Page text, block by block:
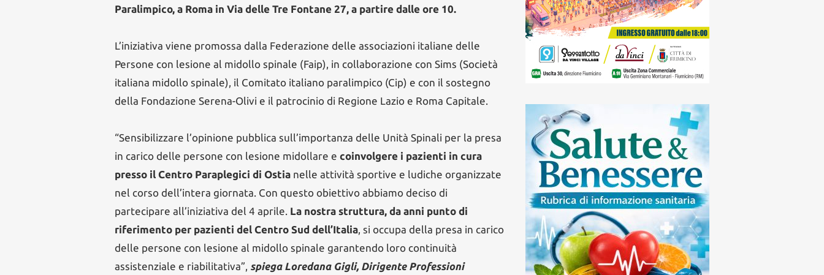
Paralimpico, a Roma in Via delle Tre Fontane 27, a partire dalle ore 10.
L’iniziativa viene promossa dalla Federazione delle associazioni italiane delle
Persone con lesione al midollo spinale (Faip), in collaborazione con Sims (Società
italiana midollo spinale), il Comitato italiano paralimpico (Cip) e con il sostegno
della Fondazione Serena-Olivi e il patrocinio di Regione Lazio e Roma Capitale.
“Sensibilizzare l’opinione pubblica sull’importanza delle Unità Spinali per la presa
in carico delle persone con lesione midollare e coinvolgere i pazienti in cura
presso il Centro Paraplegici di Ostia nelle attività sportive e ludiche organizzate
nel corso dell’intera giornata. Con questo obiettivo abbiamo deciso di
partecipare all’iniziativa del 4 aprile. La nostra struttura, da anni punto di
riferimento per pazienti del Centro Sud dell’Italia, si occupa della presa in carico
delle persone con lesione al midollo spinale garantendo loro continuità
assistenziale e riabilitativa”, spiega Loredana Gigli, Dirigente Professioni